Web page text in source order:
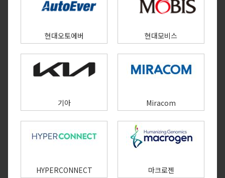
현대오토에버 현대모비스
기아 Miracom
HYPERCONNECT 마크로젠